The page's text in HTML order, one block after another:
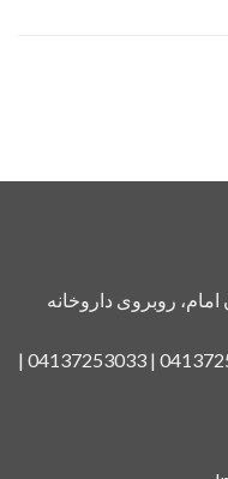
روبروی داروخانه
شماره تماس: 04137252392 | 04137254200 | 04137253033 |